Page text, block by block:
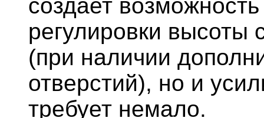
создает возможность
регулировки высоты
(при наличии
отверстий), но и
требует немало.